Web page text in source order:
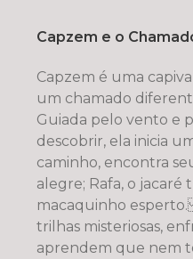
Capzem e o
Capzem é uma
um chamado
Guiada pelo vento e
descobrir, ela inicia
caminho, encontra
alegre; Rafa, o jacaré
macaquinho
trilhas misteriosas,
aprendem que nem